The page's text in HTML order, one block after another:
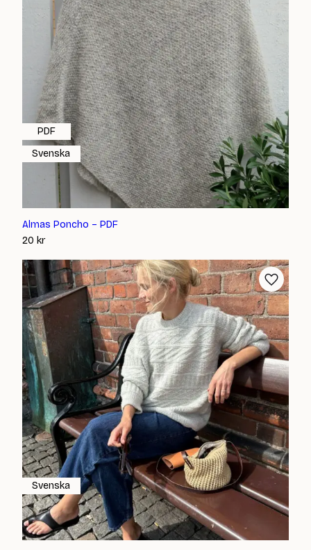
Almas Poncho – PDF
20 kr
PDF
Svenska
Svenska